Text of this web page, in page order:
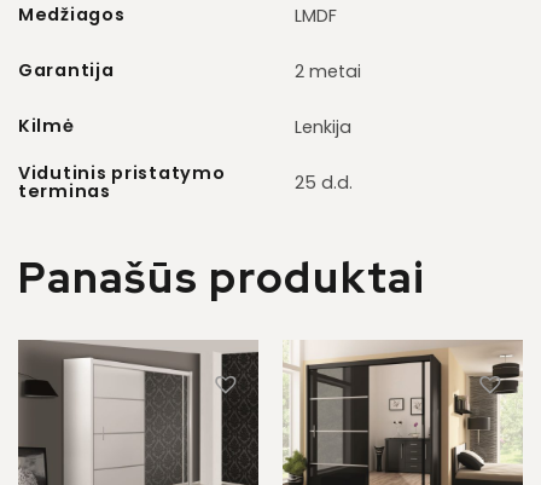
Medžiagos LMDF
Garantija 2 metai
Kilmė
Lenkija
Vidutinis pristatymo
terminas 25 d.d.
Panašūs produktai